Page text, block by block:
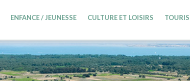
ENFANCE / JEUNESSE CULTURE ET LOISIRS